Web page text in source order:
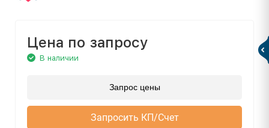
Цена по запросу
В наличии
Запрос цены
Запросить КП/Счет